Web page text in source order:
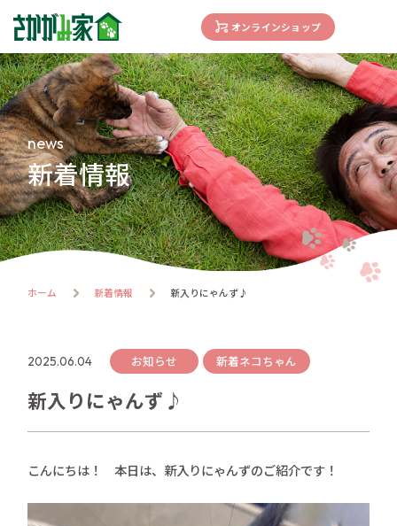
concept
さかがみ家の想い
family
家族になる前に
dogs
わんわん一覧
cats
にゃんにゃん一覧
譲渡までの流れ
ハウス紹介
online store
さかがみ家おすすめグッズ
新着情報
お問い合わせ
オンラインショップ
news
新着情報
ホーム 新着情報 新入りにゃんず♪
2025.06.04 お知らせ 新着ネコちゃん
新入りにゃんず♪
こんにちは！ 本日は、新入りにゃんずのご紹介です！